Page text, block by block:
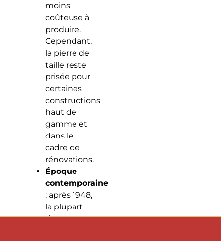
moins
coûteuse à
produire.
Cependant,
la pierre de
taille reste
prisée pour
certaines
constructions
haut de
gamme et
dans le
cadre de
rénovations.
Époque
contemporaine
: après 1948,
la plupart
des